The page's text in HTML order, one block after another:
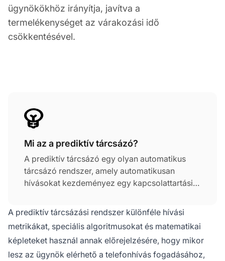
ügynökökhöz irányítja, javítva a
termelékenységet az várakozási idő
csökkentésével.
Mi az a prediktív tárcsázó?
A prediktív tárcsázó egy olyan automatikus
tárcsázó rendszer, amely automatikusan
hívásokat kezdeményez egy kapcsolattartási
egy elérhető ügynökhöz irányítja.
Algoritmusokat használ az ügynökök
rendelkezésre állásának előrejelzésére és a
tárcsázási sebesség ennek megfelelő
módosítására.
A prediktív tárcsázási rendszer különféle hívási
metrikákat, speciális algoritmusokat és matematikai
képleteket használ annak előrejelzésére, hogy mikor
lesz az ügynök elérhető a telefonhívás fogadásához,